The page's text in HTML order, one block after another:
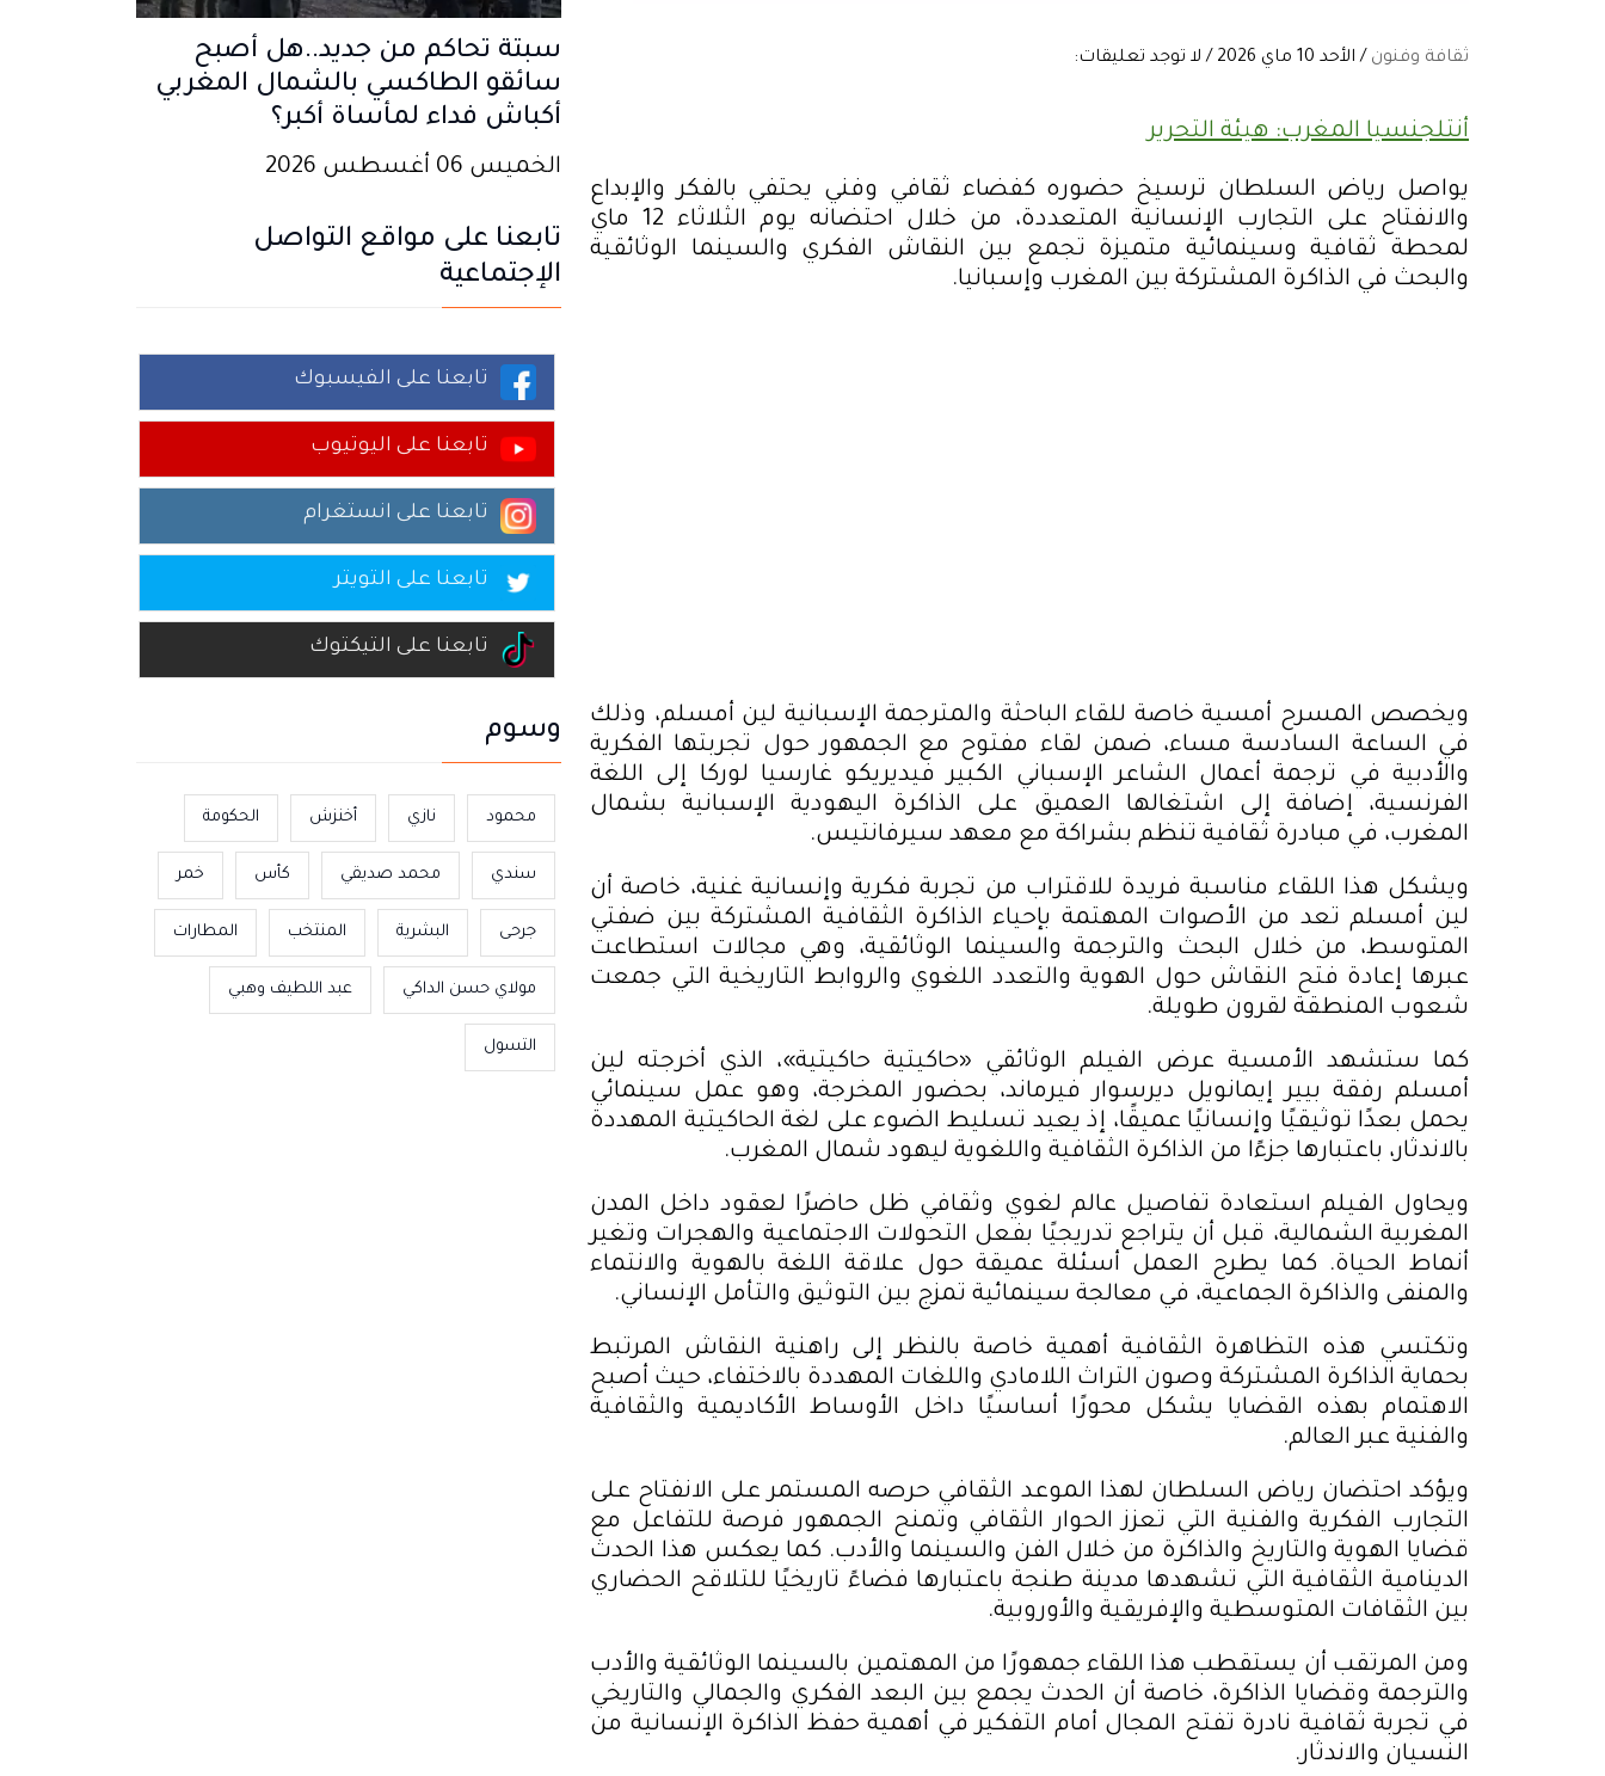
ثقافة وفنون / الأحد 10 ماي 2026 / لا توجد تعليقات:
أنتلجنسيا المغرب: هيئة التحرير
يواصل رياض السلطان ترسيخ حضوره كفضاء ثقافي وفني يحتفي بالفكر والإبداع
والانفتاح على التجارب الإنسانية المتعددة، من خلال احتضانه يوم الثلاثاء 12 ماي
لمحطة ثقافية وسينمائية متميزة تجمع بين النقاش الفكري والسينما الوثائقية
والبحث في الذاكرة المشتركة بين المغرب وإسبانيا.
ويخصص المسرح أمسية خاصة للقاء الباحثة والمترجمة الإسبانية لين أمسلم، وذلك
في الساعة السادسة مساء، ضمن لقاء مفتوح مع الجمهور حول تجربتها الفكرية
والأدبية في ترجمة أعمال الشاعر الإسباني الكبير فيديريكو غارسيا لوركا إلى اللغة
الفرنسية، إضافة إلى اشتغالها العميق على الذاكرة اليهودية الإسبانية بشمال
المغرب، في مبادرة ثقافية تنظم بشراكة مع معهد سيرفانتيس.
ويشكل هذا اللقاء مناسبة فريدة للاقتراب من تجربة فكرية وإنسانية غنية، خاصة أن
لين أمسلم تعد من الأصوات المهتمة بإحياء الذاكرة الثقافية المشتركة بين ضفتي
المتوسط، من خلال البحث والترجمة والسينما الوثائقية، وهي مجالات استطاعت
عبرها إعادة فتح النقاش حول الهوية والتعدد اللغوي والروابط التاريخية التي جمعت
شعوب المنطقة لقرون طويلة.
كما ستشهد الأمسية عرض الفيلم الوثائقي «حاكيتية حاكيتية»، الذي أخرجته لين
أمسلم رفقة بيير إيمانويل ديرسوار فيرماند، بحضور المخرجة، وهو عمل سينمائي
يحمل بعدًا توثيقيًا وإنسانيًا عميقًا، إذ يعيد تسليط الضوء على لغة الحاكيتية المهددة
بالاندثار، باعتبارها جزءًا من الذاكرة الثقافية واللغوية ليهود شمال المغرب.
ويحاول الفيلم استعادة تفاصيل عالم لغوي وثقافي ظل حاضرًا لعقود داخل المدن
المغربية الشمالية، قبل أن يتراجع تدريجيًا بفعل التحولات الاجتماعية والهجرات وتغير
أنماط الحياة. كما يطرح العمل أسئلة عميقة حول علاقة اللغة بالهوية والانتماء
والمنفى والذاكرة الجماعية، في معالجة سينمائية تمزج بين التوثيق والتأمل الإنساني.
وتكتسي هذه التظاهرة الثقافية أهمية خاصة بالنظر إلى راهنية النقاش المرتبط
بحماية الذاكرة المشتركة وصون التراث اللامادي واللغات المهددة بالاختفاء، حيث أصبح
الاهتمام بهذه القضايا يشكل محورًا أساسيًا داخل الأوساط الأكاديمية والثقافية
والفنية عبر العالم.
ويؤكد احتضان رياض السلطان لهذا الموعد الثقافي حرصه المستمر على الانفتاح على
التجارب الفكرية والفنية التي تعزز الحوار الثقافي وتمنح الجمهور فرصة للتفاعل مع
قضايا الهوية والتاريخ والذاكرة من خلال الفن والسينما والأدب. كما يعكس هذا الحدث
الدينامية الثقافية التي تشهدها مدينة طنجة باعتبارها فضاءً تاريخيًا للتلاقح الحضاري
بين الثقافات المتوسطية والإفريقية والأوروبية.
ومن المرتقب أن يستقطب هذا اللقاء جمهورًا من المهتمين بالسينما الوثائقية والأدب
والترجمة وقضايا الذاكرة، خاصة أن الحدث يجمع بين البعد الفكري والجمالي والتاريخي
في تجربة ثقافية نادرة تفتح المجال أمام التفكير في أهمية حفظ الذاكرة الإنسانية من
النسيان والاندثار.
سبتة تحاكم من جديد..هل أصبح
سائقو الطاكسي بالشمال المغربي
أكباش فداء لمأساة أكبر؟
الخميس 06 أغسطس 2026
تابعنا على مواقع التواصل
الإجتماعية
تابعنا على الفيسبوك
تابعنا على اليوتيوب
تابعنا على انستغرام
تابعنا على التويتر
تابعنا على التيكتوك
وسوم
محمود نازي أخنزش الحكومة
سندي محمد صديقي كأس خمر
جرحى البشرية المنتخب المطارات
مولاي حسن الداكي عبد اللطيف وهبي
التسول